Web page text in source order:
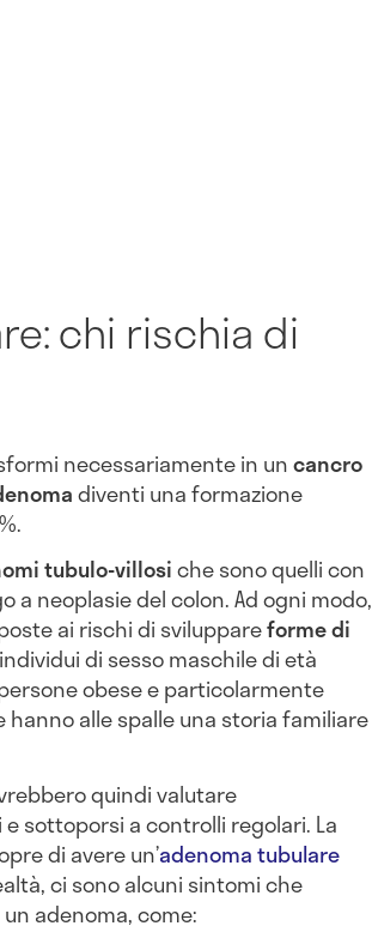
chi rischia di
necessariamente in uncancro
diventi una formazione
tubulo-villosiche sono quelli con
a neoplasie del colon. Ad ogni modo,
ai rischi di sviluppareforme di
di sesso maschile di età
obese e particolarmente
alle spalle una storia familiare
quindi valutare
sottoporsi a controlli regolari. La
di avere un’adenoma tubulare
ci sono alcuni sintomi che
adenoma, come: